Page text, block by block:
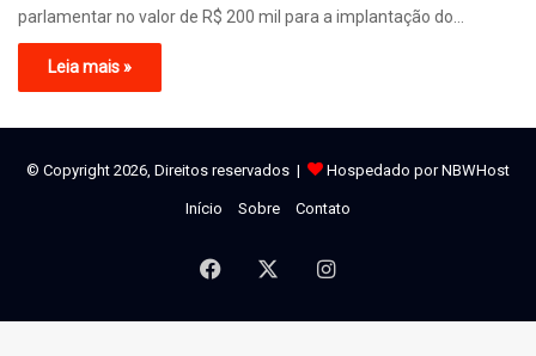
parlamentar no valor de R$ 200 mil para a implantação do…
Leia mais »
© Copyright 2026, Direitos reservados | Hospedado por NBWHost
Início Sobre Contato
Facebook Instagram